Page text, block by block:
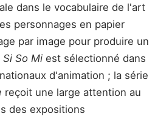
dans le vocabulaire de l'art
personnages en papier
par image pour produire un
Si So Mi est sélectionné dans
d'animation ; la série
reçoit une large attention au
des expositions